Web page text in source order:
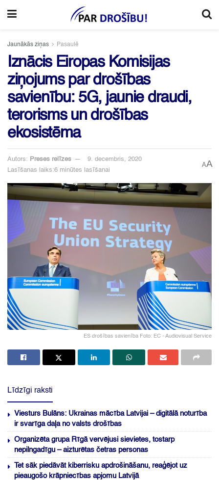
Jaunākās ziņas Pasaulē
Iznācis Eiropas Komisijas
ziņojums par drošības
savienību: 5G, jaunie draudi,
terorisms un drošības
ekosistēma
Autors: Preses relīzes
9. decembris, 2020
Lasīšanas laiks:6 minūtes lasīšanai
AA
ES drošības savienība Foto: EC - Audiovisual Service
Līdzīgi raksti
Viesturs Bulāns: Ukrainas mācība Latvijai – digitālā noturība
ir svarīga daļa no valsts drošības
Organizēta grupa Rīgā vervējusi sievietes, tostarp
nepilngadīgu – aizturētas četras personas
Tet sāk piedāvāt kiberrisku apdrošināšanu, reaģējot uz
pieaugošo krāpniecības apjomu Latvijā